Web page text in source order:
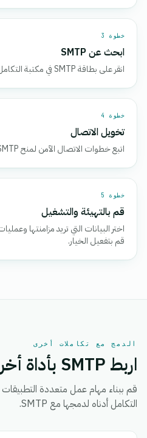
خطوة 3
ابحث عن SMTP
انقر على بطاقة SMTP في مكتبة التكامل.
خطوة 4
تخويل الاتصال
اتبع خطوات الاتصال الآمن لمنح SMTP صلاحية الوصول إلى حسابك.
خطوة 5
قم بالتهيئة والتشغيل
اختر البيانات التي تريد مزامنتها
قم بتفعيل الخيار.
الدمج مع تكاملات أخرى
اربط SMTP بأداة أخرى.
التكامل أدناه لدمجها مع SMTP.